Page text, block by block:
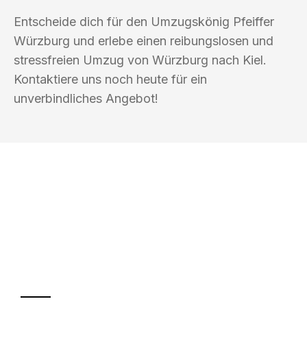
Entscheide dich für den Umzugskönig Pfeiffer
Würzburg und erlebe einen reibungslosen und
stressfreien Umzug von Würzburg nach Kiel.
Kontaktiere uns noch heute für ein
unverbindliches Angebot!